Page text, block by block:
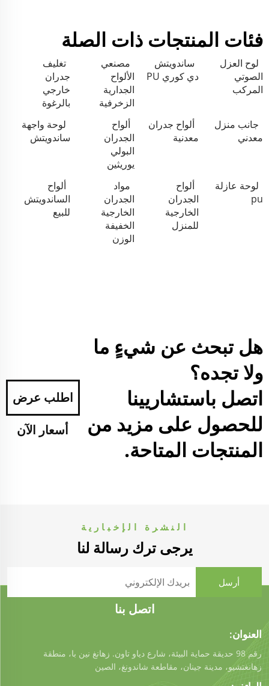
فئات المنتجات ذات الصلة
لوح العزل
الصوتي
المركب
ساندويتش
دي كوري PU
مصنعي
الألواح
الجدارية
الزخرفية
تغليف
جدران
خارجي
بالرغوة
جانب منزل
معدني
ألواح جدران
معدنية
ألواح
الجدران
البولي
يوريثين
لوحة واجهة
ساندويتش
لوحة عازلة
pu
ألواح
الجدران
الخارجية
للمنزل
مواد
الجدران
الخارجية
الخفيفة
الوزن
ألواح
الساندويتش
للبيع
هل تبحث عن شيءٍ ما
ولا تجده؟
اتصل باستشاريينا
للحصول على مزيد من
المنتجات المتاحة.
اطلب عرض
أسعار الآن
النشرة الإخبارية
يرجى ترك رسالة لنا
اتصل بنا
العنوان:
رقم 98 حديقة حماية البيئة، شارع دياو تاون. زهانغ نين با، منطقة
زهانغتشيو، مدينة جينان، مقاطعة شاندونغ، الصين